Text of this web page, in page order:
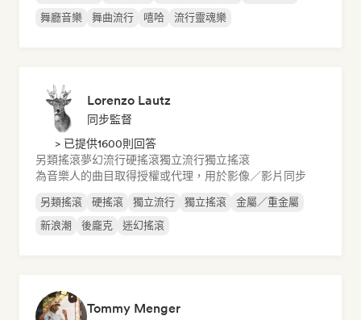
舞廳音樂
舞曲流行 嘻哈 流行靈魂樂
Lorenzo Lautz
同步監督
> 已提供1600則回答
另類搖滾夢幻流行硬搖滾獨立流行獨立搖滾
為音樂人的曲目取得授權或代理，用於影像／影片同步
另類搖滾 硬搖滾 獨立流行 獨立搖滾
金屬／重金屬
新浪潮
後龐克 迷幻搖滾
Tommy Menger